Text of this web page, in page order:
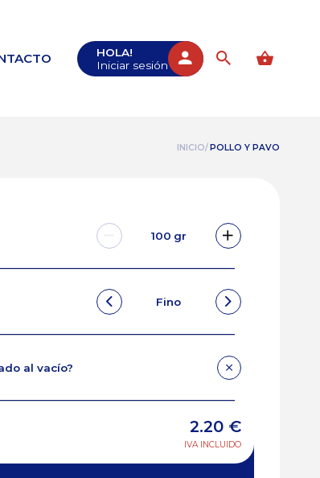
HOLA!
Iniciar sesión
INICIO/POLLO Y PAVO
100 gr
Fino
al vacío?
2.20€
IVA INCLUIDO